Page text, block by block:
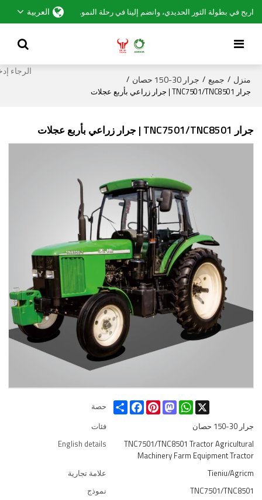
اربح في بطولة الثور الحديدي، وانضم إلينا في رحلة النمو. العربية
منزل / جميع / جرار 30-150 حصان
/
جرار TNC7501/TNC8501 | جرار زراعي بأربع عجلات
جرار TNC7501/TNC8501 | جرار زراعي بأربع عجلات
حصة Share
FacebookPinterest
MastodonWhatsApp
X
فئات
جرار 30-150 حصان
English details
TNC7501/TNC8501 Tractor Agricultural
Machinery Farm Equipment Tractor
علامة تجارية
Tieniu/Agricm
نموذج
TNC7501/TNC8501